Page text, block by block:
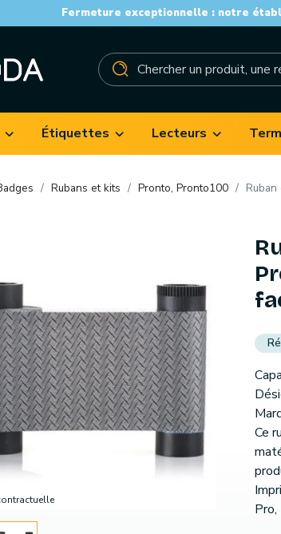
Fermeture exceptionnelle : notre
Étiquettes Lecteurs
Rubans et kits Pronto, Pronto100
Ce